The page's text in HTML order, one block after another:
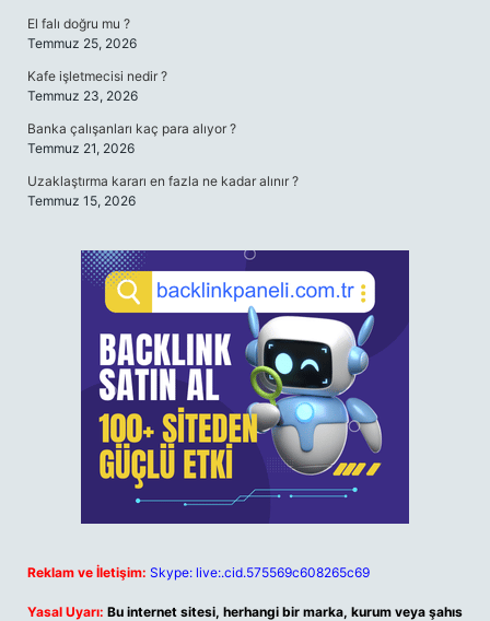
El falı doğru mu ?
Temmuz 25, 2026
Kafe işletmecisi nedir ?
Temmuz 23, 2026
Banka çalışanları kaç para alıyor ?
Temmuz 21, 2026
Uzaklaştırma kararı en fazla ne kadar alınır ?
Temmuz 15, 2026
Reklam ve İletişim: Skype: live:.cid.575569c608265c69
Yasal Uyarı: Bu internet sitesi, herhangi bir marka, kurum veya şahıs